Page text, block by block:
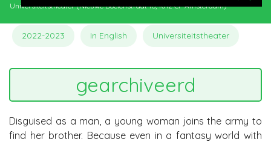
Universiteitstheater (Nieuwe Doelenstraat 16, 1012 CP Amsterdam)
2022-2023 In English Universiteitstheater
gearchiveerd
Disguised as a man, a young woman joins the army to
find her brother. Because even in a fantasy world with